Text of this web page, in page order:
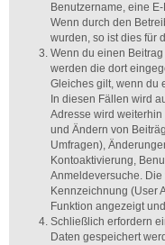
Benutzername, eine
Wenn durch den
wurden, so ist dies für
Wenn du einen
werden die dort
Gleiches gilt, wenn du
In diesen Fällen wird
Adresse wird
und Ändern von
Umfragen),
Kontoaktivierung,
Anmeldeversuche.
Kennzeichnung (User
Funktion angezeigt
Schließlich erfordern
Daten gespeichert